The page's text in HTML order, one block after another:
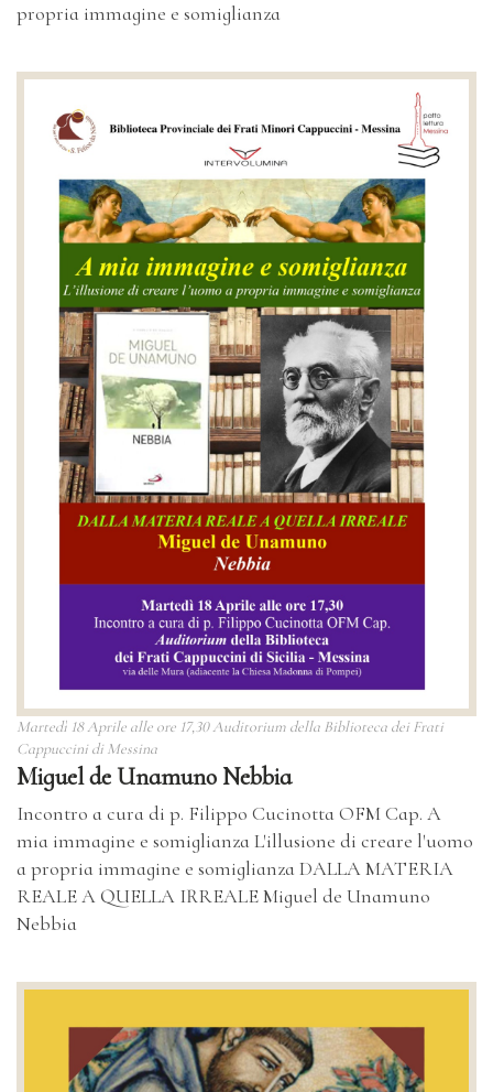
propria immagine e somiglianza
Martedì 18 Aprile alle ore 17,30 Auditorium della Biblioteca dei Frati
Cappuccini di Messina
Miguel de Unamuno Nebbia
Incontro a cura di p. Filippo Cucinotta OFM Cap. A
mia immagine e somiglianza L'illusione di creare l'uomo
a propria immagine e somiglianza DALLA MATERIA
REALE A QUELLA IRREALE Miguel de Unamuno
Nebbia